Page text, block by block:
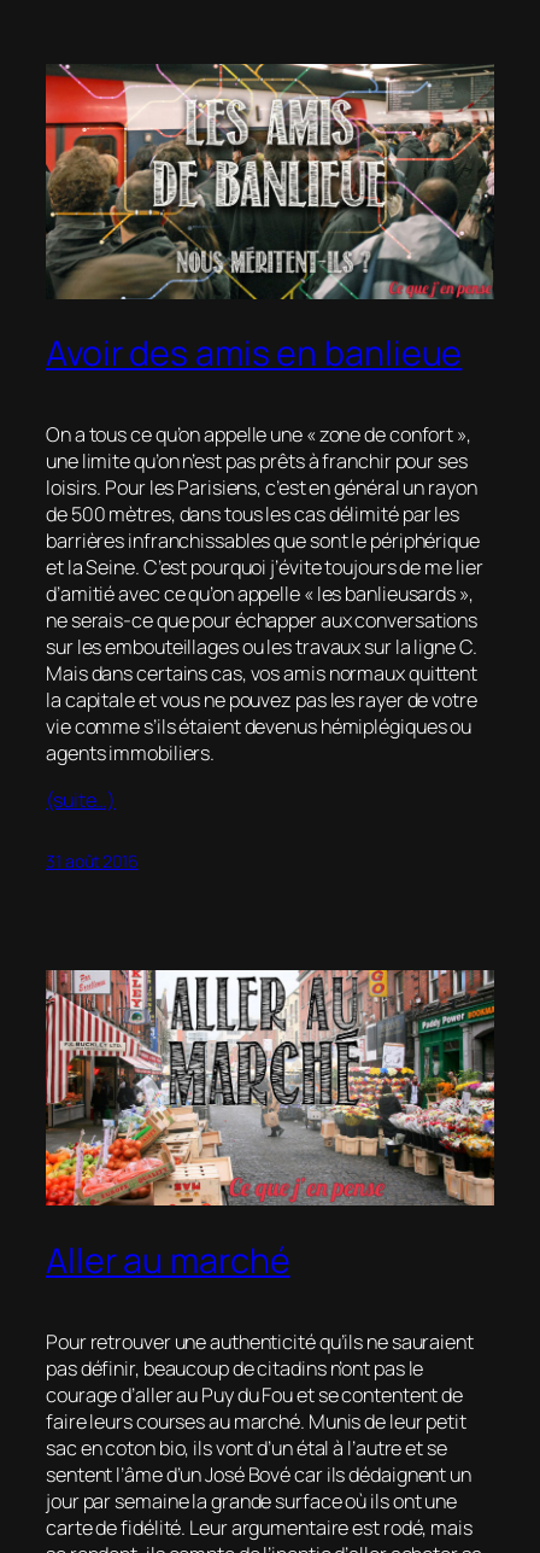
Avoir des amis en banlieue
On a tous ce qu’on appelle une « zone de confort »,
une limite qu’on n’est pas prêts à franchir pour ses
loisirs. Pour les Parisiens, c’est en général un rayon
de 500 mètres, dans tous les cas délimité par les
barrières infranchissables que sont le périphérique
et la Seine. C’est pourquoi j’évite toujours de me lier
d’amitié avec ce qu’on appelle « les banlieusards »,
ne serais-ce que pour échapper aux conversations
sur les embouteillages ou les travaux sur la ligne C.
Mais dans certains cas, vos amis normaux quittent
la capitale et vous ne pouvez pas les rayer de votre
vie comme s’ils étaient devenus hémiplégiques ou
agents immobiliers.
(suite…)
31 août 2016
Aller au marché
Pour retrouver une authenticité qu’ils ne sauraient
pas définir, beaucoup de citadins n’ont pas le
courage d’aller au Puy du Fou et se contentent de
faire leurs courses au marché. Munis de leur petit
sac en coton bio, ils vont d’un étal à l’autre et se
sentent l’âme d’un José Bové car ils dédaignent un
jour par semaine la grande surface où ils ont une
carte de fidélité. Leur argumentaire est rodé, mais